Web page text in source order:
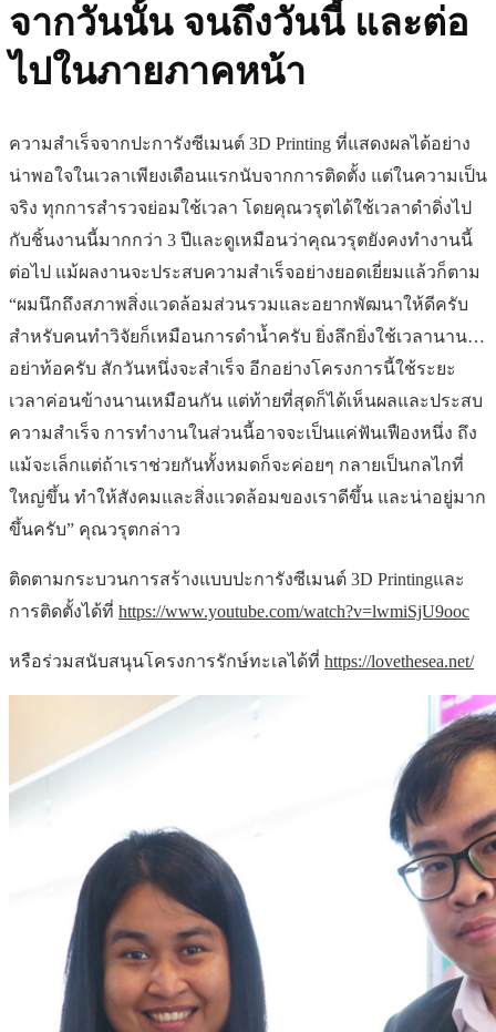
จากวันนั้น จนถึงวันนี้ และต่อ
ไปในภายภาคหน้า
ความสำเร็จจากปะการังซีเมนต์ 3D Printing ที่แสดงผลได้อย่าง
น่าพอใจในเวลาเพียงเดือนแรกนับจากการติดตั้ง แต่ในความเป็น
จริง ทุกการสำรวจย่อมใช้เวลา โดยคุณวรุตได้ใช้เวลาดำดิ่งไป
กับชิ้นงานนี้มากกว่า 3 ปีและดูเหมือนว่าคุณวรุตยังคงทำงานนี้
ต่อไป แม้ผลงานจะประสบความสำเร็จอย่างยอดเยี่ยมแล้วก็ตาม
“ผมนึกถึงสภาพสิ่งแวดล้อมส่วนรวมและอยากพัฒนาให้ดีครับ
สำหรับคนทำวิจัยก็เหมือนการดำน้ำครับ ยิ่งลึกยิ่งใช้เวลานาน…
อย่าท้อครับ สักวันหนึ่งจะสำเร็จ อีกอย่างโครงการนี้ใช้ระยะ
เวลาค่อนข้างนานเหมือนกัน แต่ท้ายที่สุดก็ได้เห็นผลและประสบ
ความสำเร็จ การทำงานในส่วนนี้อาจจะเป็นแค่ฟันเฟืองหนึ่ง ถึง
แม้จะเล็กแต่ถ้าเราช่วยกันทั้งหมดก็จะค่อยๆ กลายเป็นกลไกที่
ใหญ่ขึ้น ทำให้สังคมและสิ่งแวดล้อมของเราดีขึ้น และน่าอยู่มาก
ขึ้นครับ” คุณวรุตกล่าว
ติดตามกระบวนการสร้างแบบปะการังซีเมนต์ 3D Printingและ
การติดตั้งได้ที่ https://www.youtube.com/watch?v=lwmiSjU9ooc
หรือร่วมสนับสนุนโครงการรักษ์ทะเลได้ที่ https://lovethesea.net/